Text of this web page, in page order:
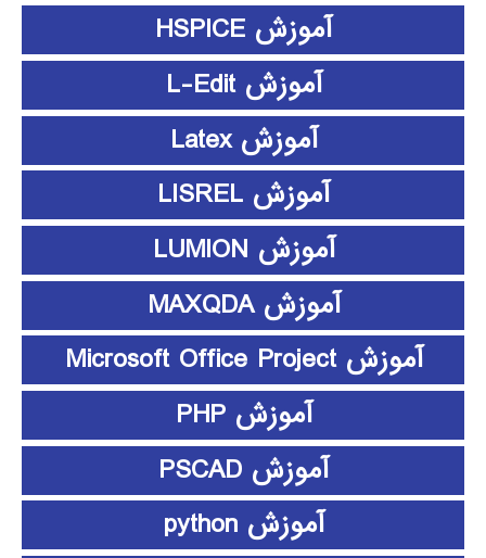
آموزش HSPICE
آموزش L-Edit
آموزش Latex
آموزش LISREL
آموزش LUMION
آموزش MAXQDA
آموزش Microsoft Office Project
آموزش PHP
آموزش PSCAD
آموزش python